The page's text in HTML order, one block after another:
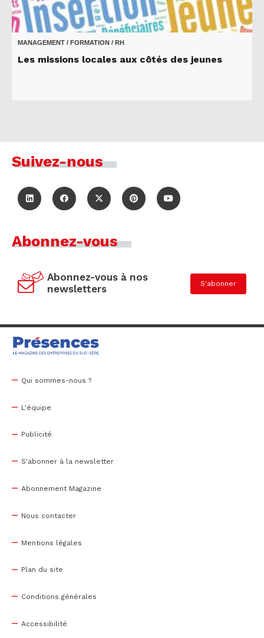
MANAGEMENT / FORMATION / RH
Les missions locales aux côtés des jeunes
Suivez-nous
Abonnez-vous
Abonnez-vous à nos
newsletters
S'abonner
Qui sommes-nous ?
L'équipe
Publicité
S'abonner à la newsletter
Abonnement Magazine
Nous contacter
Mentions légales
Plan du site
Conditions générales
Accessibilité